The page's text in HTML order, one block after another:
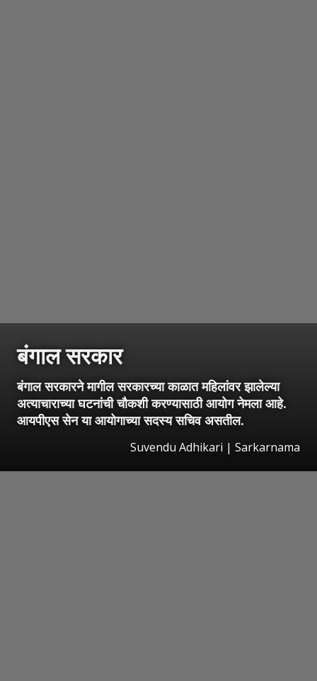
बंगाल सरकार
बंगाल सरकारने मागील सरकारच्या काळात महिलांवर झालेल्या
अत्याचाराच्या घटनांची चौकशी करण्यासाठी आयोग नेमला आहे.
आयपीएस सेन या आयोगाच्या सदस्य सचिव असतील.
Suvendu Adhikari | Sarkarnama